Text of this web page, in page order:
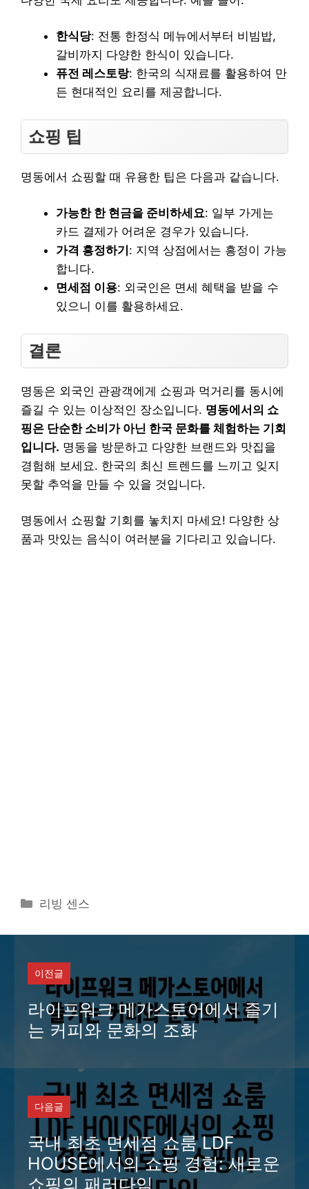
한식당: 전통 한정식 메뉴에서부터 비빔밥,
갈비까지 다양한 한식이 있습니다.
퓨전 레스토랑: 한국의 식재료를 활용하여 만
든 현대적인 요리를 제공합니다.
쇼핑 팁
명동에서 쇼핑할 때 유용한 팁은 다음과 같습니다.
가능한 한 현금을 준비하세요: 일부 가게는
카드 결제가 어려운 경우가 있습니다.
가격 흥정하기 : 지역 상점에서는 흥정이 가능
합니다.
면세점 이용: 외국인은 면세 혜택을 받을 수
있으니 이를 활용하세요.
결론
명동은 외국인 관광객에게 쇼핑과 먹거리를 동시에
즐길 수 있는 이상적인 장소입니다. 명동에서의 쇼
핑은 단순한 소비가 아닌 한국 문화를 체험하는 기회
입니다. 명동을 방문하고 다양한 브랜드와 맛집을
경험해 보세요. 한국의 최신 트렌드를 느끼고 잊지
못할 추억을 만들 수 있을 것입니다.
명동에서 쇼핑할 기회를 놓치지 마세요! 다양한 상
품과 맛있는 음식이 여러분을 기다리고 있습니다.
카
고
리빙 센스
이전글
라이프워크 메가스토어에서 즐기
는 커피와 문화의 조화
다음글
국내 최초 면세점 쇼룸 LDF
HOUSE에서의 쇼핑 경험: 새로운
쇼핑의 패러다임